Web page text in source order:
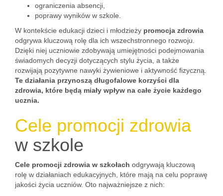
ograniczenia absencji,
poprawy wyników w szkole.
W kontekście edukacji dzieci i młodzieży promocja zdrowia
odgrywa kluczową rolę dla ich wszechstronnego rozwoju.
Dzięki niej uczniowie zdobywają umiejętności podejmowania
świadomych decyzji dotyczących stylu życia, a także
rozwijają pozytywne nawyki żywieniowe i aktywność fizyczną.
Te działania przynoszą długofalowe korzyści dla
zdrowia, które będą miały wpływ na całe życie każdego
ucznia.
Cele promocji zdrowia
w szkole
Cele promocji zdrowia w szkołach odgrywają kluczową
rolę w działaniach edukacyjnych, które mają na celu poprawę
jakości życia uczniów. Oto najważniejsze z nich: